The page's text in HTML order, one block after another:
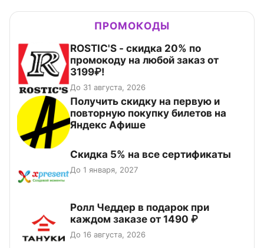
ПРОМОКОДЫ
ROSTIC'S - скидка 20% по
промокоду на любой заказ от
3199₽!
До 31 августа, 2026
Получить скидку на первую и
повторную покупку билетов на
Яндекс Афише
Скидка 5% на все сертификаты
До 1 января, 2027
Ролл Чеддер в подарок при
каждом заказе от 1490 ₽
До 16 августа, 2026